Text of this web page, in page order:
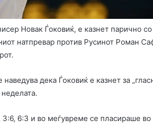
Новак Ѓоковиќ, е казнет парично
натпревар против Русинот Роман
дека Ѓоковиќ е казнет за
6:3 и во меѓувреме се пласираше во